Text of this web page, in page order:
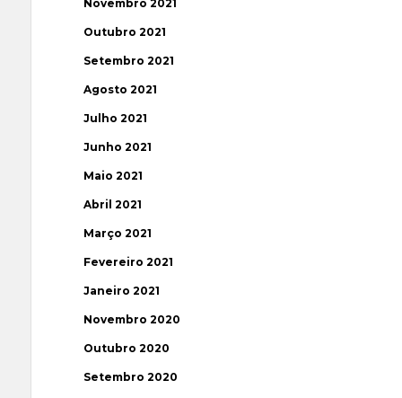
Novembro 2021
Outubro 2021
Setembro 2021
Agosto 2021
Julho 2021
Junho 2021
Maio 2021
Abril 2021
Março 2021
Fevereiro 2021
Janeiro 2021
Novembro 2020
Outubro 2020
Setembro 2020